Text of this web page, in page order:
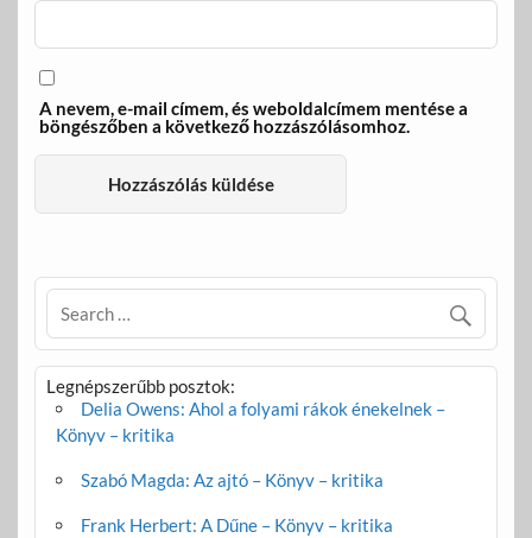
A nevem, e-mail címem, és weboldalcímem mentése a
böngészőben a következő hozzászólásomhoz.
Legnépszerűbb posztok:
Delia Owens: Ahol a folyami rákok énekelnek –
Könyv – kritika
Szabó Magda: Az ajtó – Könyv – kritika
Frank Herbert: A Dűne – Könyv – kritika